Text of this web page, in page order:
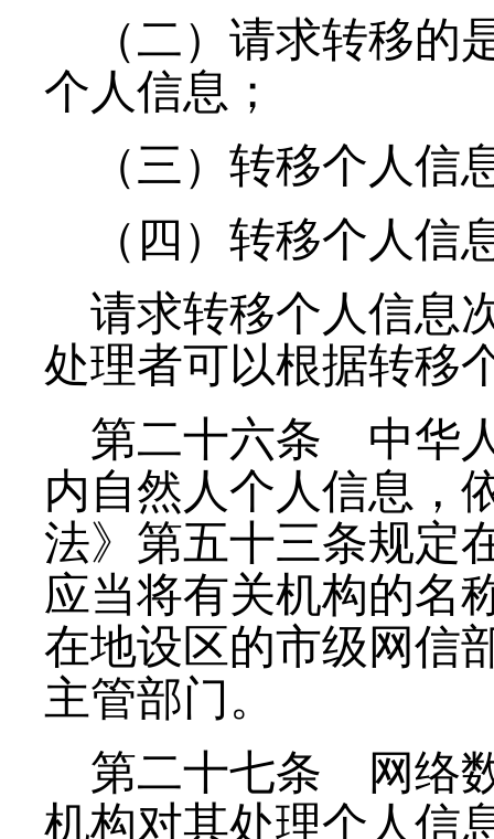
（二）请求转移
个人信息；
（三）转移个人信
（四）转移个人信
请求转移个人信息
处理者可以根据转移
第二十六条 中华
内自然人个人信息，
法》第五十三条规定
应当将有关机构的名
在地设区的市级网信
主管部门。
第二十七条 网络
机构对其处理个人信